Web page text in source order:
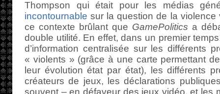
Thompson qui était pour les médias
incontournable sur la question de la violence
ce contexte brûlant que GamePolitics a
double utilité. En effet, dans un premier
d’information centralisée sur les différents
« violents » (grâce à une carte permettant
leur évolution état par état), les différents
créateurs de jeux, les déclarations
souvent – en défaveur des jeux vidéo, et les